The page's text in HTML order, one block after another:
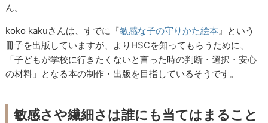
ん。
koko kakuさんは、すでに『敏感な子の守りかた絵本』という
冊子を出版していますが、よりHSCを知ってもらうために、
「子どもが学校に行きたくないと言った時の判断・選択・安心
の材料」となる本の制作・出版を目指しているそうです。
敏感さや繊細さは誰にも当てはまること